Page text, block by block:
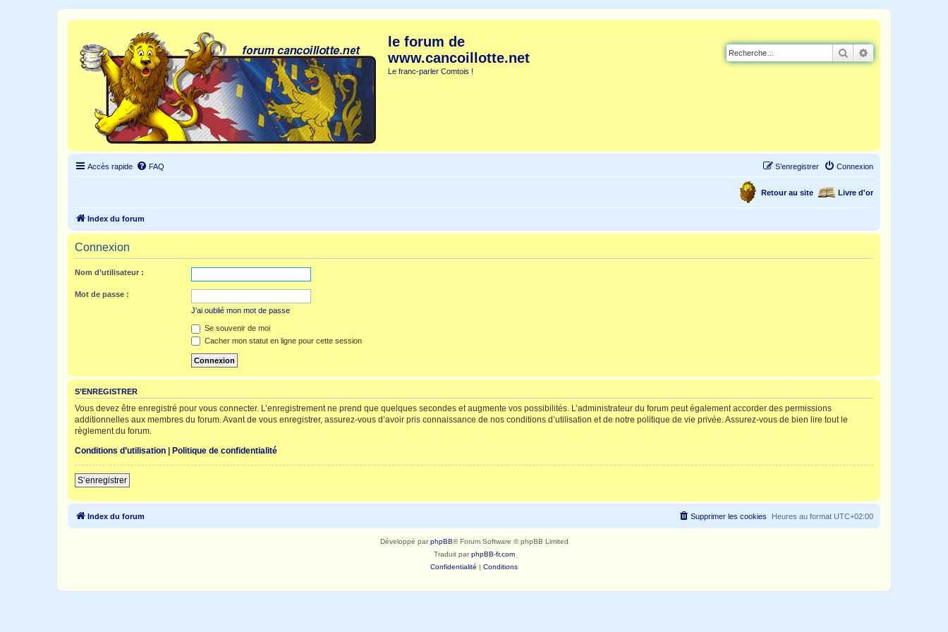
le forum de
www.cancoillotte.net
Le franc-parler Comtois !
Rechercher
Accès rapide FAQ Connexion
S’enregistrer
Livre d'or
Retour au site
Index du forum
Connexion
Nom d’utilisateur :
Mot de passe :
J’ai oublié mon mot de passe
Se souvenir de moi
Cacher mon statut en ligne pour cette session
S’ENREGISTRER
Vous devez être enregistré pour vous connecter. L’enregistrement ne prend que quelques secondes et augmente vos possibilités. L’administrateur du forum peut également accorder des permissions
additionnelles aux membres du forum. Avant de vous enregistrer, assurez-vous d’avoir pris connaissance de nos conditions d’utilisation et de notre politique de vie privée. Assurez-vous de bien lire tout le
règlement du forum.
Conditions d’utilisation | Politique de confidentialité
S’enregistrer
Index du forum Heures au format UTC+02:00
Supprimer les cookies
Développé parphpBB® Forum Software © phpBB Limited
Traduit parphpBB-fr.com
Confidentialité | Conditions